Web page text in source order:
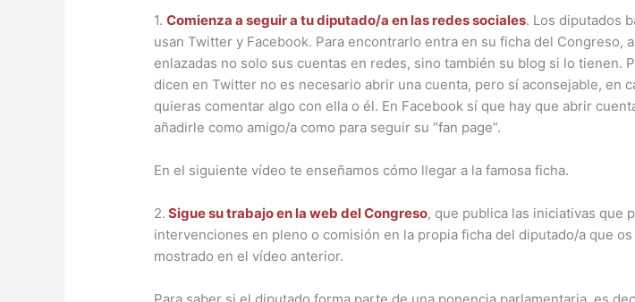
1.Comienza a seguir a tu diputado/a en las redes sociales. Los diputados
usan Twitter y Facebook. Para encontrarlo entra en su ficha del Congreso,
enlazadas no solo sus cuentas en redes, sino también su blog si lo tienen.
dicen en Twitter no es necesario abrir una cuenta, pero sí aconsejable, en
quieras comentar algo con ella o él. En Facebook sí que hay que abrir
añadirle como amigo/a como para seguir su “fan page”.
En el siguiente vídeo te enseñamos cómo llegar a la famosa ficha.
2. Sigue su trabajo en la web del Congreso, que publica las iniciativas que
intervenciones en pleno o comisión en la propia ficha del diputado/a que os
mostrado en el vídeo anterior.